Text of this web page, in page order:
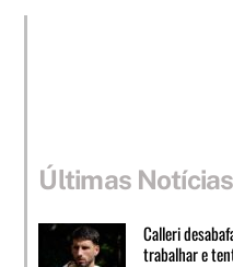
Últimas Notícias
Calleri
trabalhar e